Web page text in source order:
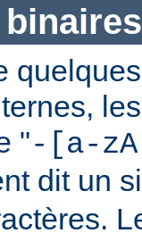
"-[a-
dit un